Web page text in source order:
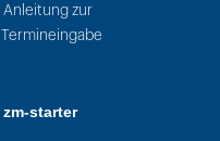
Anleitung zur
Termineingabe
zm-starter